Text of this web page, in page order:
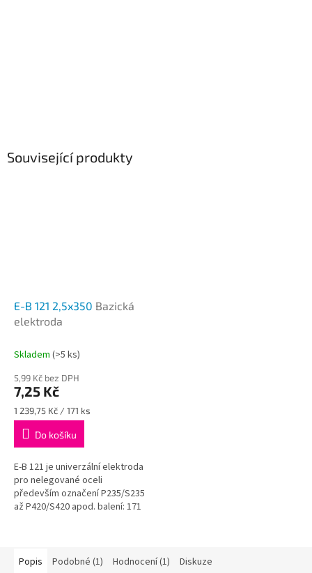
Související produkty
E-B 121 2,5x350 Bazická
elektroda
Skladem (>5 ks)
5,99 Kč bez DPH
7,25 Kč
Měrná
cena:
1 239,75 Kč / 171 ks
Do košíku
E-B 121 je univerzální elektroda
pro nelegované oceli
především označení P235/S235
až P420/S420 apod. balení: 171
Popis Podobné (1) Hodnocení (1) Diskuze